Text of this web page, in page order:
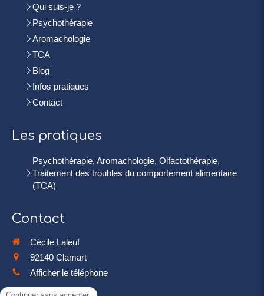
Qui suis-je ?
Psychothérapie
Aromachologie
TCA
Blog
Infos pratiques
Contact
Les pratiques
Psychothérapie, Aromachologie, Olfactothérapie,
Traitement des troubles du comportement alimentaire
(TCA)
Contact
Cécile Laleuf
92140 Clamart
Afficher le téléphone